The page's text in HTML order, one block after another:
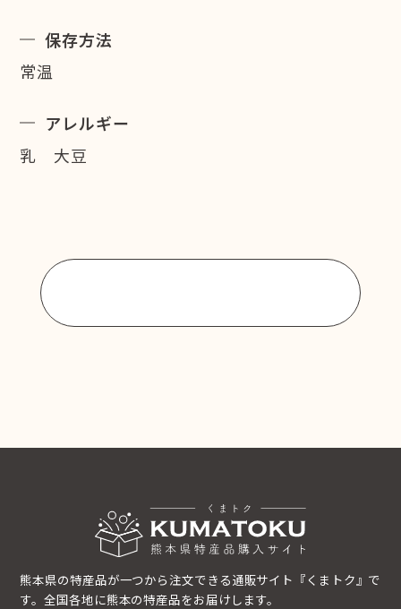
保存方法
常温
アレルギー
乳 大豆
熊本県の特産品が一つから注文できる通販サイト『くまトク』で
す。全国各地に熊本の特産品をお届けします。